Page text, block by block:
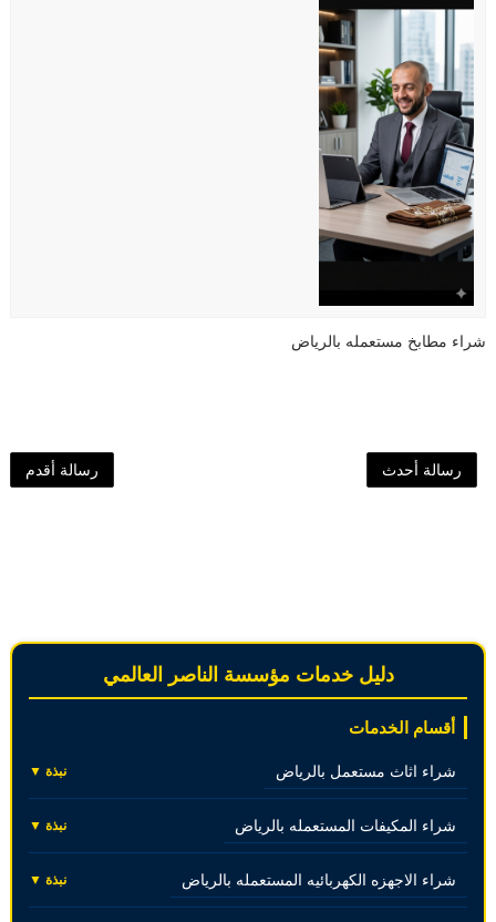
شراء مطابخ مستعمله بالرياض
رسالة أحدث رسالة أقدم
دليل خدمات مؤسسة الناصر العالمي
أقسام الخدمات
شراء اثاث مستعمل بالرياض نبذة ▼
شراء المكيفات المستعمله بالرياض نبذة ▼
شراء الاجهزه الكهربائيه المستعمله بالرياض نبذة ▼